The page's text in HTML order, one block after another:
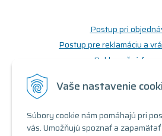
Vaše nastavenie
Súbory cookie nám pomáhajú pri
vás. Umožňujú spoznať a
Postup pri
Postup pre reklamáciu a
Reklamačný
Obchodné